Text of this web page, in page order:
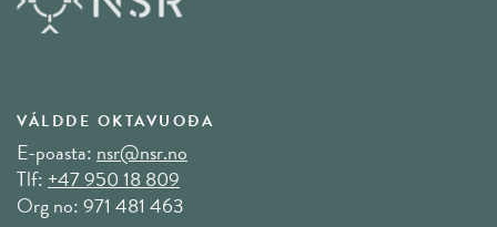
VÁLDDE OKTAVUOĐA
E-poasta:nsr@nsr.no
Tlf:+47 950 18 809
Org no: 971 481 463